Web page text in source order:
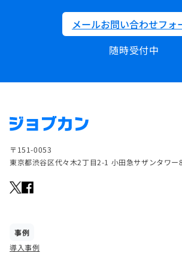
メールお問い合わせフォ
随時受付中
〒151-0053
東京都渋谷区代々木2丁目2-1 小田急サザンタワー
事例
導入事例